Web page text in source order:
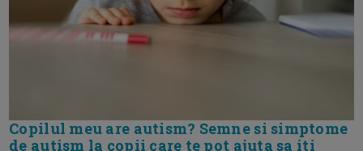
Copilul meu are autism? Semne si simptome
de autism la copii care te pot ajuta sa iti